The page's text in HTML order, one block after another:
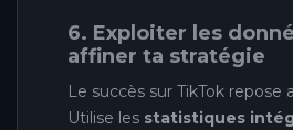
6. Exploiter les
affiner ta stratégie
Le succès sur TikTok repose
Utilise les statistiques